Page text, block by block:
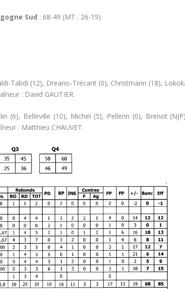
Sud : 68-49 (MT : 26-19)
Tabdi (12), Dreano-Trécant (0), Christmann (18),
: David GAUTIER.
(6), Belleville (10), Michel (5), Pellerin (0), Brenot
: Matthieu CHAUVET.